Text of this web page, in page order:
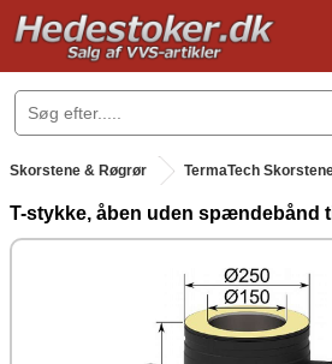
.
Skorstene & Røgrør TermaTech
T-stykke, åben uden spændebånd